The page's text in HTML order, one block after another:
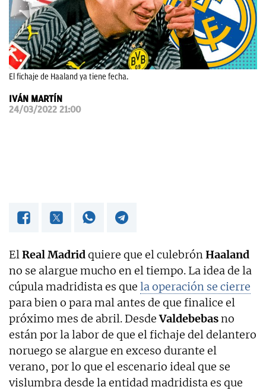
OKDIARIO
El fichaje de Haaland ya tiene fecha.
IVÁN MARTÍN
24/03/2022 21:00
ElReal Madridquiere que el culebrónHaaland
no se alargue mucho en el tiempo. La idea de la
cúpula madridista es que la operación se cierre
para bien o para mal antes de que finalice el
próximo mes de abril. DesdeValdebebasno
están por la labor de que el fichaje del delantero
noruego se alargue en exceso durante el
verano, por lo que el escenario ideal que se
vislumbra desde la entidad madridista es que